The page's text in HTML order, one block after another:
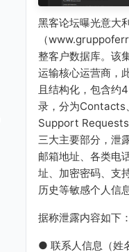
黑客论坛曝光意大
（
整客户数据库。该
运输核心运营商，
且结构化，包含约
录，分为
Support
三大主要部分，泄
邮箱地址、各类电
址、加密密码、支
历史等敏感个人信
据称泄露内容如下
● 联系人信息（姓